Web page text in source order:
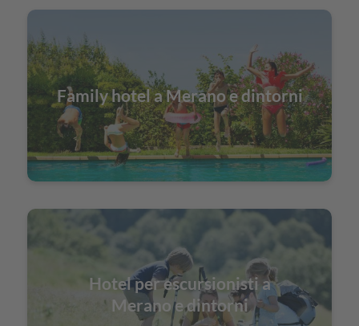
Family hotel a Merano e dintorni
Hotel per escursionisti a
Merano e dintorni